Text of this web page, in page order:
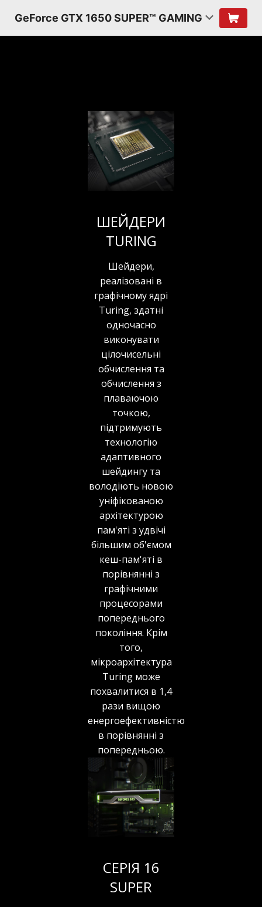
GeForce GTX 1650 SUPER™ GAMING
ШЕЙДЕРИ
TURING
Шейдери,
реалізовані в
графічному ядрі
Turing, здатні
одночасно
виконувати
цілочисельні
обчислення та
обчислення з
плаваючою
точкою,
підтримують
технологію
адаптивного
шейдингу та
володіють новою
уніфікованою
архітектурою
пам'яті з удвічі
більшим об'ємом
кеш-пам'яті в
порівнянні з
графічними
процесорами
попереднього
покоління. Крім
того,
мікроархітектура
Turing може
похвалитися в 1,4
рази вищою
енергоефективністю
в порівнянні з
попередньою.
СЕРІЯ 16
SUPER